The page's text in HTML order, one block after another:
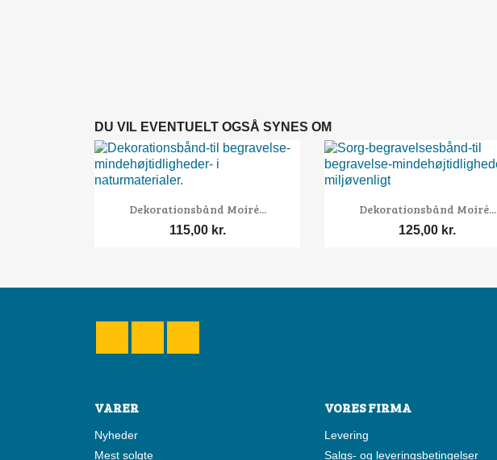
DU VIL EVENTUELT OGSÅ SYNES OM
 Vis her
Dekorationsbånd Moiré...
115,00 kr.
 Vis her
Dekorationsbånd Moiré...
125,00 kr.
VARER
Nyheder
Mest solgte
VORES FIRMA
Levering
Salgs- og leveringsbetingelser